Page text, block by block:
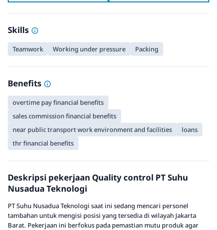
Skills
Teamwork Working under pressure Packing
Benefits
overtime pay financial benefits
sales commission financial benefits
near public transport work environment and facilities
loans
thr financial benefits
Deskripsi pekerjaan Quality control PT Suhu
Nusadua Teknologi
PT Suhu Nusadua Teknologi saat ini sedang mencari personel
tambahan untuk mengisi posisi yang tersedia di wilayah Jakarta
Barat. Pekerjaan ini berfokus pada pemastian mutu produk agar